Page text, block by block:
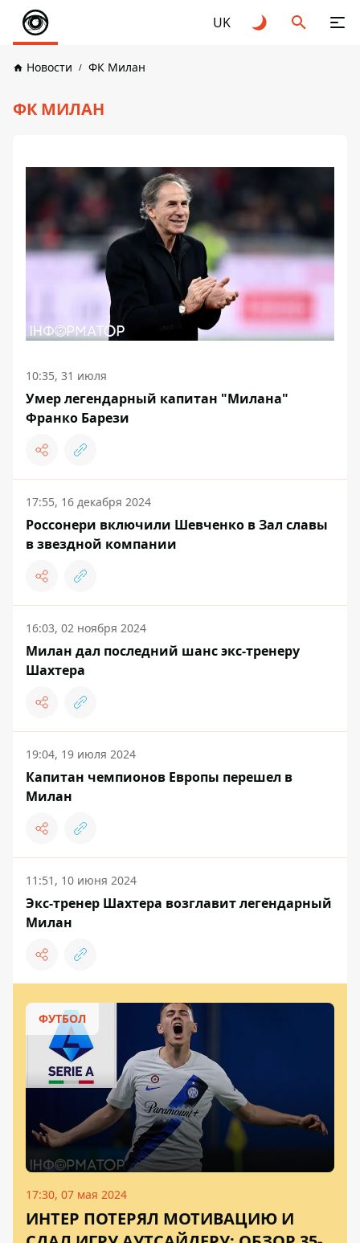
UK
Новости ФК Милан
ФК МИЛАН
10:35, 31 июля
Умер легендарный капитан "Милана"
Франко Барези
17:55, 16 декабря 2024
Россонери включили Шевченко в Зал славы
в звездной компании
16:03, 02 ноября 2024
Милан дал последний шанс экс-тренеру
Шахтера
19:04, 19 июля 2024
Капитан чемпионов Европы перешел в
Милан
11:51, 10 июня 2024
Экс-тренер Шахтера возглавит легендарный
Милан
ФУТБОЛ
17:30, 07 мая 2024
ИНТЕР ПОТЕРЯЛ МОТИВАЦИЮ И